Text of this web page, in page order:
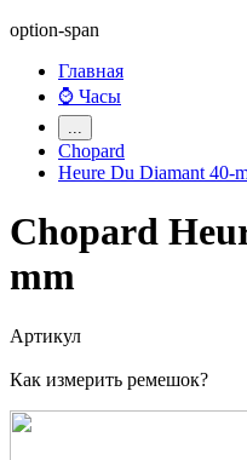
option-span
Главная
⌚ Часы
Chopard
Heure Du Diamant 40-
Chopard
mm
Артикул
Как измерить ремешок?